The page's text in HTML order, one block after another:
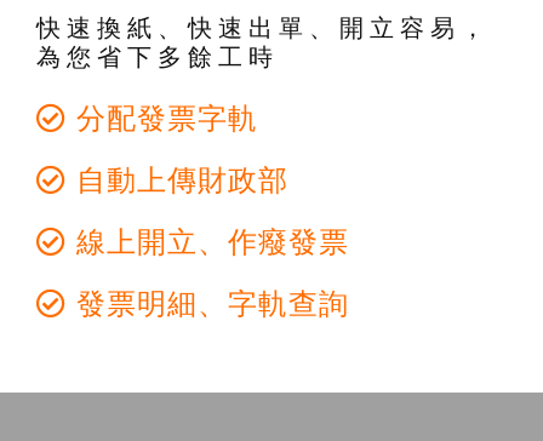
快速換紙、快速出單、開立容易，
為您省下多餘工時
分配發票字軌
自動上傳財政部
線上開立、作癈發票
發票明細、字軌查詢